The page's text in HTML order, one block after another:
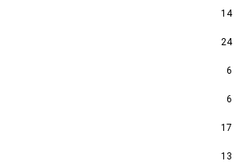
14
24
6
6
17
13